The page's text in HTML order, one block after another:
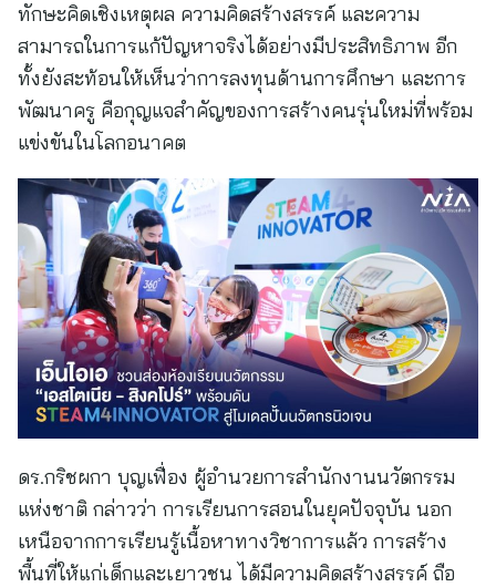
ทักษะคิดเชิงเหตุผล ความคิดสร้างสรรค์ และความ
สามารถในการแก้ปัญหาจริงได้อย่างมีประสิทธิภาพ อีก
ทั้งยังสะท้อนให้เห็นว่าการลงทุนด้านการศึกษา และการ
พัฒนาครู คือกุญแจสำคัญของการสร้างคนรุ่นใหม่ที่พร้อม
แข่งขันในโลกอนาคต
ดร.กริชผกา บุญเฟื่อง ผู้อำนวยการสำนักงานนวัตกรรม
แห่งชาติ กล่าวว่า การเรียนการสอนในยุคปัจจุบัน นอก
เหนือจากการเรียนรู้เนื้อหาทางวิชาการแล้ว การสร้าง
พื้นที่ให้แก่เด็กและเยาวชน ได้มีความคิดสร้างสรรค์ ถือ